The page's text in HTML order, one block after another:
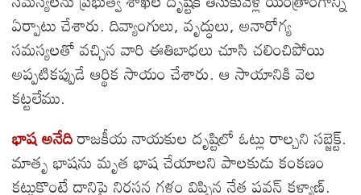
ఏర్పాటు చేశారు. దివ్యాంగులు, వృద్ధులు, అనారోగ్య
సమస్యలతో వచ్చిన వారి ఈతిబాధలు చూసి చలించిపోయి
అప్పటికప్పుడే ఆర్థిక సాయం చేశారు. ఆ సాయానికి వెల
కట్టలేము.
భాష అనేదిరాజకీయ నాయకుల దృష్టిలో ఓట్లు రాల్చని సబ్జెక్ట్.
మాతృ భాషను మృత భాష చేయాలని పాలకుడు కంకణం
కట్టుకొంటే దానిపై నిరసన గళం విప్పిన నేత పవన్ కళ్యాణ్.